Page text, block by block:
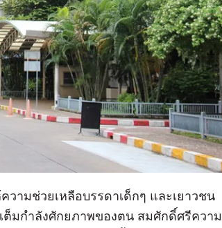
ามช่วยเหลือบรรดาเด็กๆ และเยาวชน
ต็มกำลังศักยภาพของตน สมศักดิ์ศรีความ